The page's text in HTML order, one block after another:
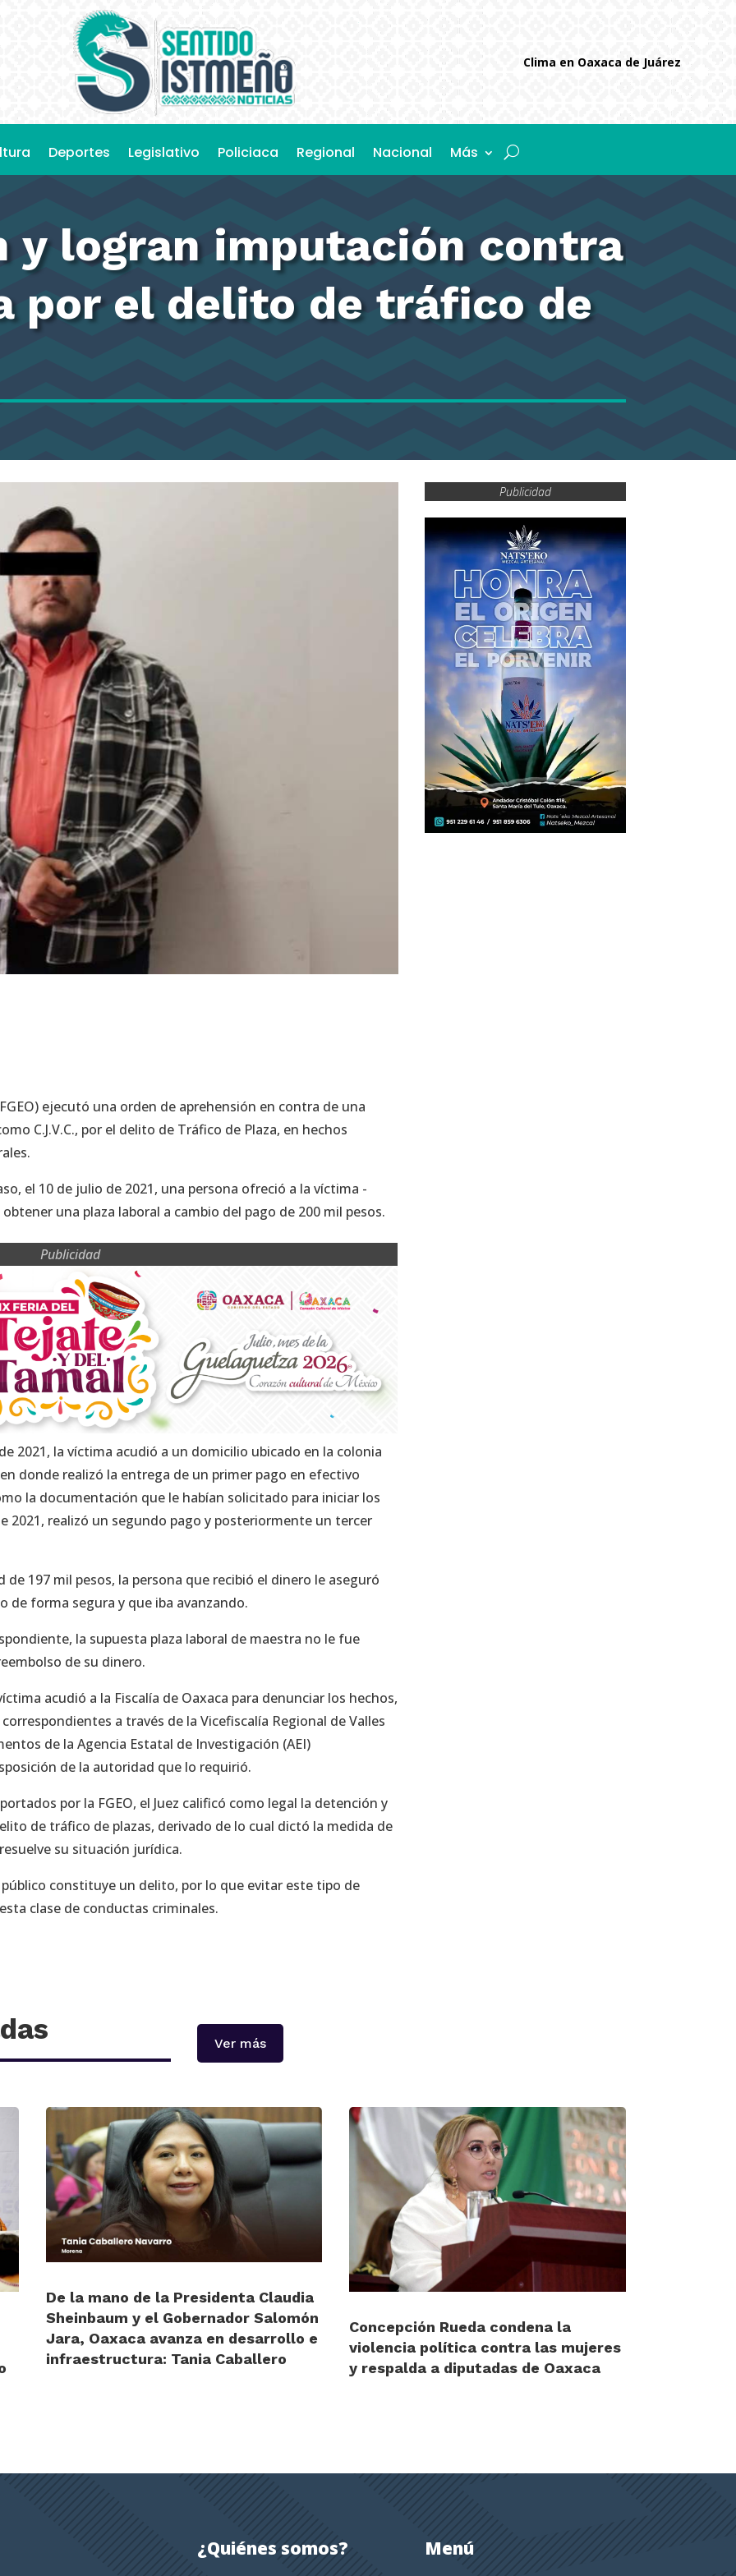
Clima en Oaxaca de Juárez
Deportes Legislativo Policiaca Regional Nacional Más
y logran imputación contra
por el delito de tráfico de
ejecutó una orden de aprehensión en contra de una
C.J.V.C., por el delito de Tráfico de Plaza, en hechos
el 10 de julio de 2021, una persona ofreció a la víctima -
una plaza laboral a cambio del pago de 200 mil pesos.
Publicidad
2021, la víctima acudió a un domicilio ubicado en la colonia
donde realizó la entrega de un primer pago en efectivo
la documentación que le habían solicitado para iniciar los
2021, realizó un segundo pago y posteriormente un tercer
197 mil pesos, la persona que recibió el dinero le aseguró
de forma segura y que iba avanzando.
la supuesta plaza laboral de maestra no le fue
de su dinero.
acudió a la Fiscalía de Oaxaca para denunciar los hechos,
a través de la Vicefiscalía Regional de Valles
de la Agencia Estatal de Investigación (AEI)
de la autoridad que lo requirió.
por la FGEO, el Juez calificó como legal la detención y
de tráfico de plazas, derivado de lo cual dictó la medida de
su situación jurídica.
público constituye un delito, por lo que evitar este tipo de
clase de conductas criminales.
Publicidad
Ver más
De la mano de la Presidenta Claudia
Sheinbaum y el Gobernador Salomón
Jara, Oaxaca avanza en desarrollo e
infraestructura: Tania Caballero
Concepción Rueda condena la
violencia política contra las mujeres
y respalda a diputadas de Oaxaca
¿Quiénes somos? Menú